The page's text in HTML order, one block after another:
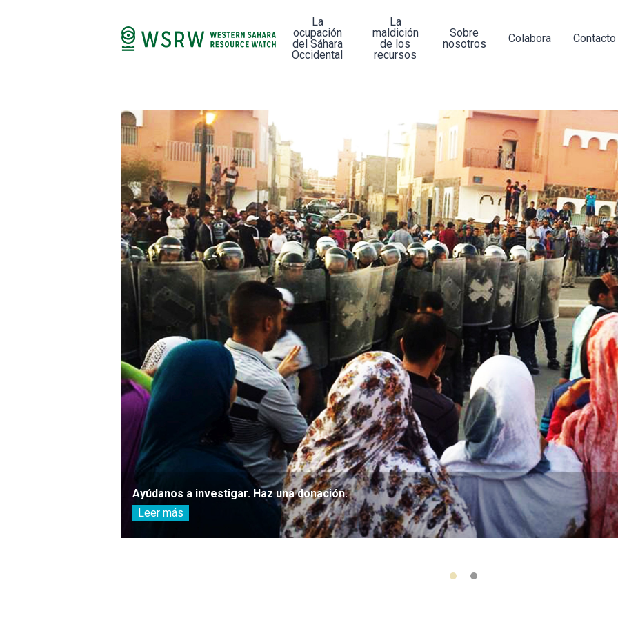
La
ocupación
del Sáhara
Occidental
La
maldición
de los
recursos
Sobre
nosotros
Colabora Contacto
Ayúdanos a investigar. Haz una donación.
Leer más